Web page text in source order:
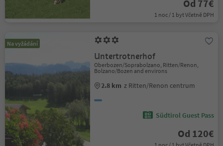
Od 77€
1 noc / 1 byt Včetně DPH
Na vyžádání
Untertrotnerhof
Oberbozen/Soprabolzano, Ritten/Renon,
Bolzano/Bozen and environs
2.8 km z Ritten/Renon centrum
Südtirol Guest Pass
Od 120€